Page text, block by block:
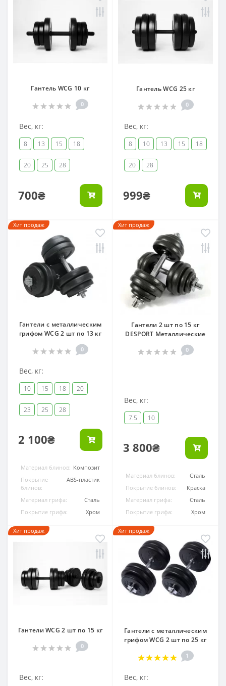
Гантель WCG 10 кг
0
Вес, кг:
8 13 15 18
20 25 28
700₴
Гантель WCG 25 кг
0
Вес, кг:
8 10 13 15 18
20 28
999₴
Хит продаж
Гантели с металлическим
грифом WCG 2 шт по 13 кг
0
Вес, кг:
10 15 18 20
23 25 28
2 100₴
Материал блинов: Композит
Покрытие
блинов:
ABS-пластик
Материал грифа:
Сталь
Покрытие грифа:
Хром
Хит продаж
Гантели 2 шт по 15 кг
DESPORT Металлические
0
Вес, кг:
7.5 10
3 800₴
Материал блинов:
Сталь
Покрытие блинов:
Краска
Материал грифа:
Сталь
Покрытие грифа:
Хром
Хит продаж
Гантели WCG 2 шт по 15 кг
0
Вес, кг:
Хит продаж
Гантели с металлическим
грифом WCG 2 шт по 25 кг
1
Вес, кг: